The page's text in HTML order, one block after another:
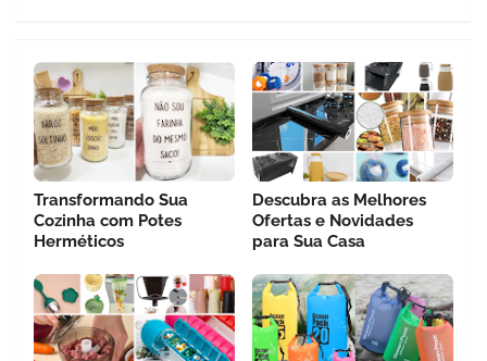
Transformando Sua
Cozinha com Potes
Herméticos
Descubra as Melhores
Ofertas e Novidades
para Sua Casa